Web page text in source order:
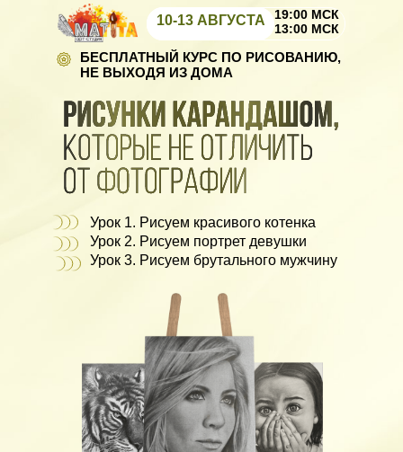
10-13 АВГУСТА 19:00 МСК
БЕСПЛАТНЫЙ КУРС ПО РИСОВАНИЮ,
НЕ ВЫХОДЯ ИЗ ДОМА
13:00 МСК
Урок 1. Рисуем красивого котенка
Урок 2. Рисуем портрет девушки
Урок 3. Рисуем брутального мужчину